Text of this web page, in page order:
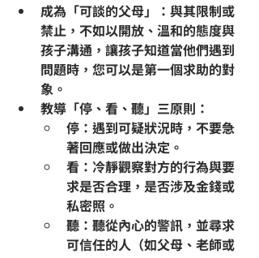
成為「可談的父母」
：與其限制或
禁止，不如以開放、溫和的態度與
孩子溝通，讓孩子知道當他們遇到
問題時，您可以是第一個求助的對
象。
教導「停、看、聽」三原則 ：
停 ：遇到可疑狀況時，不要急
著回應或做出決定。
看 ：冷靜觀察對方的行為與要
求是否合理，是否涉及金錢或
私密照。
聽 ：聽從內心的警訊，並尋求
可信任的人（如父母、老師或